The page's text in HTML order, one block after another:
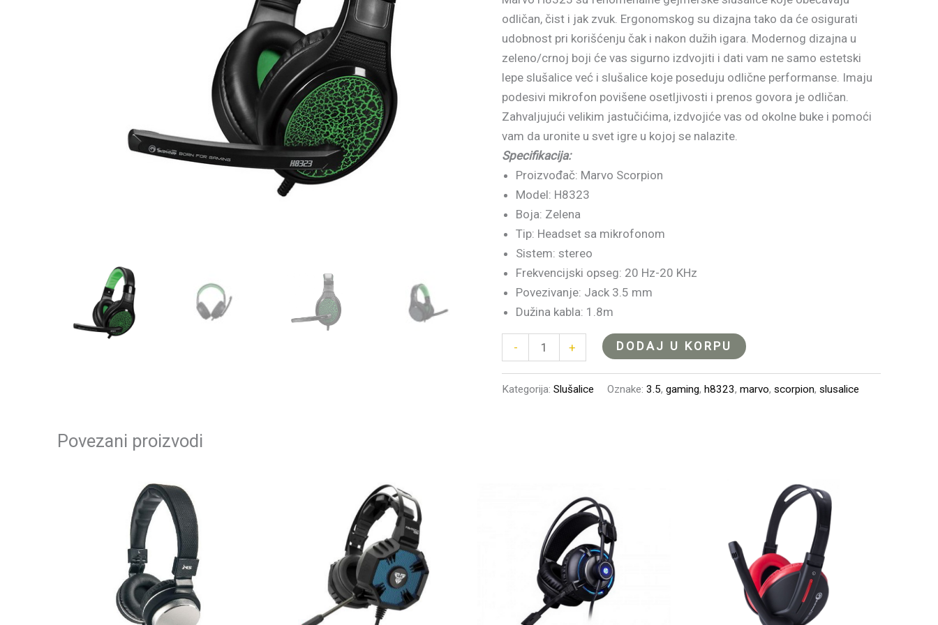
odličan, čist i jak zvuk. Ergonomskog su dizajna tako da će osigurati
udobnost pri korišćenju čak i nakon dužih igara. Modernog dizajna u
zeleno/crnoj boji će vas sigurno izdvojiti i dati vam ne samo estetski
lepe slušalice već i slušalice koje poseduju odlične performanse. Imaju
podesivi mikrofon povišene osetljivosti i prenos govora je odličan.
Zahvaljujući velikim jastučićima, izdvojiće vas od okolne buke i pomoći
vam da uronite u svet igre u kojoj se nalazite.
Specifikacija:
Proizvođač: Marvo Scorpion
Model: H8323
Boja: Zelena
Tip: Headset sa mikrofonom
Sistem: stereo
Frekvencijski opseg: 20 Hz-20 KHz
Povezivanje: Jack 3.5 mm
Dužina kabla: 1.8m
- + DODAJ U KORPU
Kategorija:Slušalice Oznake:3.5,gaming,h8323,marvo,scorpion,slusalice
Povezani proizvodi